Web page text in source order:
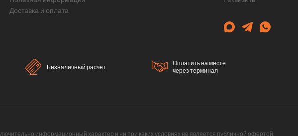
Доставка и оплата
Безналичный расчет
Оплатить на месте
через терминал
информационный характер и ни при каких условиях не является публичной офертой,